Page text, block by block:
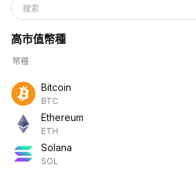
搜索
高市值幣種
幣種
Bitcoin
BTC
Ethereum
ETH
Solana
SOL